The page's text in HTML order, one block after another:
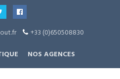
+33 (0)650508830
NOS AGENCES